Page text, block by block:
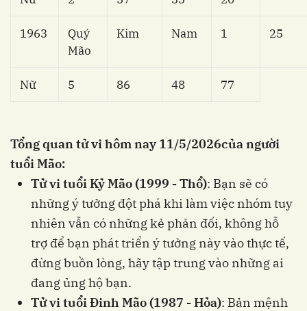
1963
Quý
Mão
Kim Nam 1 25
Nữ 5 86 48 77
Tổng quan tử vi hôm nay 11/5/2026của người
tuổi Mão:
Tử vi tuổi Kỷ Mão (1999 - Thổ): Bạn sẽ có
những ý tưởng đột phá khi làm việc nhóm tuy
nhiên vẫn có những kẻ phản đối, không hỗ
trợ để bạn phát triển ý tưởng này vào thực tế,
đừng buồn lòng, hãy tập trung vào những ai
đang ủng hộ bạn.
Tử vi tuổi Đinh Mão (1987 - Hỏa): Bản mệnh